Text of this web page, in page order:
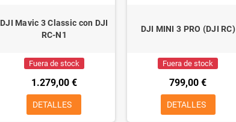
DJI Mavic 3 Classic con DJI
RC-N1
Fuera de stock
1.279,00 €
DETALLES
DJI MINI 3 PRO (DJI RC)
Fuera de stock
799,00 €
DETALLES